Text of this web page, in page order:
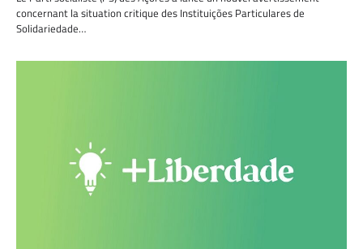
concernant la situation critique des Instituições Particulares de
Solidariedade…